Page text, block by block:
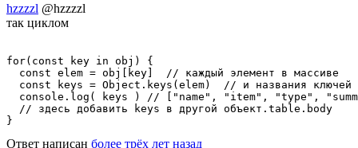
hzzzzl @hzzzzl
так циклом
for(const key in obj) {
  const elem = obj[key]  // каждый элемент в массиве
const keys = Object.keys(elem)  // и названия ключей
console.log( keys ) // ["name", "item", "type",
  // здесь добавить keys в другой объект.table.body
}
Ответ написан более трёх лет назад